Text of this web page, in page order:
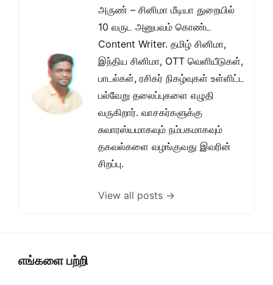
அருண் – சினிமா மீடியா துறையில்
10 வருட அனுபவம் கொண்ட
Content Writer. தமிழ் சினிமா,
இந்திய சினிமா, OTT வெளியீடுகள்,
பாடல்கள், ரசிகர் நிகழ்வுகள் உள்ளிட்ட
பல்வேறு தலைப்புகளை எழுதி
வருகிறார். வாசகர்களுக்கு
சுவாரஸ்யமாகவும் நம்பகமாகவும்
தகவல்களை வழங்குவது இவரின்
சிறப்பு.
View all posts →
எங்களை பற்றி